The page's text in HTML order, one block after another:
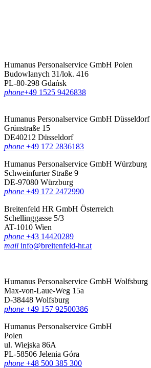
Humanus Personalservice GmbH Polen
Budowlanych 31/lok. 416
PL-80-298 Gdańsk
phone‪+49 1525 9426838‬
Humanus Personalservice GmbH Düsseldorf
Grünstraße 15
DE40212 Düsseldorf
phone +49 172 2836183‬
Humanus Personalservice GmbH Würzburg
Schweinfurter Straße 9
DE-97080 Würzburg
phone +49 172 2472990
Breitenfeld HR GmbH Österreich
Schellinggasse 5/3
AT-1010 Wien
phone +43 14420289
mail info@breitenfeld-hr.at
Humanus Personalservice GmbH Wolfsburg
Max-von-Laue-Weg 15a
D-38448 Wolfsburg
phone +49 157 92500386
Humanus Personalservice GmbH
Polen
ul. Wiejska 86A
PL-58506 Jelenia Góra
phone +48 500 385 300